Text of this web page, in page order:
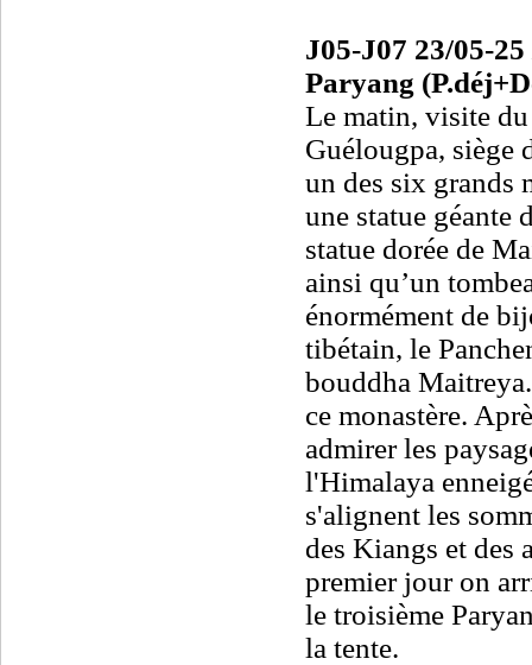
J05-J07 23/05-
Paryang
Le matin, visite
Guélougpa, siège
un des six grands
une statue géante
statue dorée de
ainsi qu’un
énormément de
tibétain, le
bouddha
ce monastère.
admirer les
l'Himalaya
s'alignent les
des Kiangs et des
premier jour on
le troisième
la tente.